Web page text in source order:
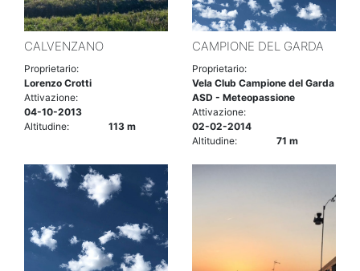
CALVENZANO
Proprietario:
Lorenzo Crotti
Attivazione:
04-10-2013
Altitudine:
113 m
CAMPIONE DEL GARDA
Proprietario:
Vela Club Campione del Garda
ASD - Meteopassione
Attivazione:
02-02-2014
Altitudine:
71 m